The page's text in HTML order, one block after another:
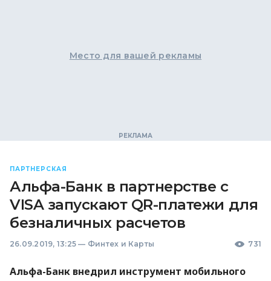
Место для вашей рекламы
ПАРТНЕРСКАЯ
Альфа-Банк в партнерстве с
VISA запускают QR-платежи для
безналичных расчетов
26.09.2019, 13:25 — Финтех и Карты 731
Альфа-Банк внедрил инструмент мобильного